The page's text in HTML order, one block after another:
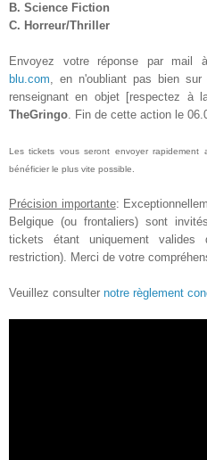
B. Science Fiction
C. Horreur/Thriller
Envoyez votre réponse par mail
blu.com, en n'oubliant pas bien sur
renseignant en objet [respectez à
TheGringo. Fin de cette action le
Les tickets vous seront envoyer
bénéficier le plus vite possible.
Précision importante:
Belgique (ou frontaliers) sont
tickets étant uniquement
restriction). Merci de votre
Veuillez consulter notre règlement